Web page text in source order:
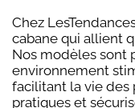
Chez
cabane qui allient
Nos modèles sont
environnement
facilitant la vie des
pratiques et